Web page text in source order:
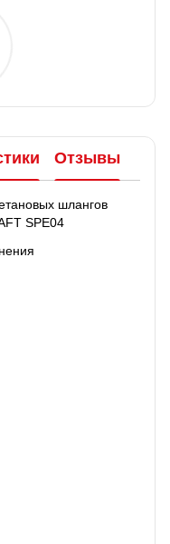
Отзывы
шлангов
SPE04